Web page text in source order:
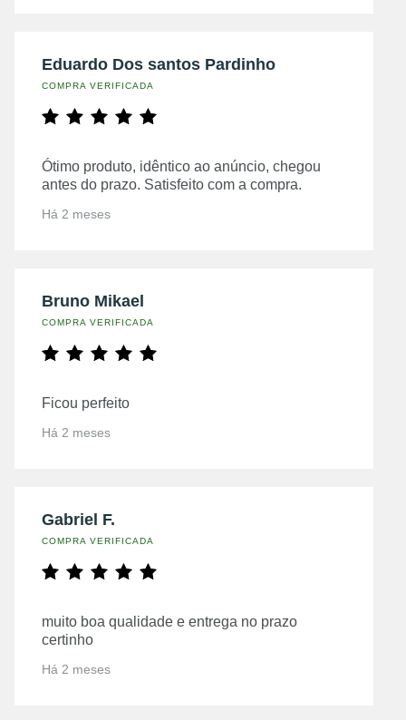
Eduardo Dos santos Pardinho
COMPRA VERIFICADA
Ótimo produto, idêntico ao anúncio, chegou
antes do prazo. Satisfeito com a compra.
Há 2 meses
Bruno Mikael
COMPRA VERIFICADA
Ficou perfeito
Há 2 meses
Gabriel F.
COMPRA VERIFICADA
muito boa qualidade e entrega no prazo
certinho
Há 2 meses